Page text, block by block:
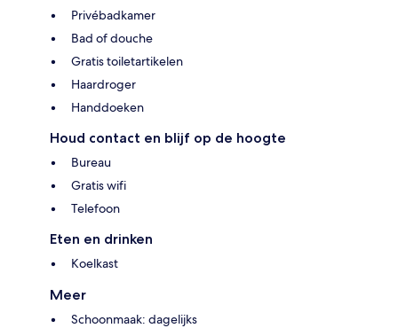
Privébadkamer
Bad of douche
Gratis toiletartikelen
Haardroger
Handdoeken
Houd contact en blijf op de hoogte
Bureau
Gratis wifi
Telefoon
Eten en drinken
Koelkast
Meer
Schoonmaak: dagelijks